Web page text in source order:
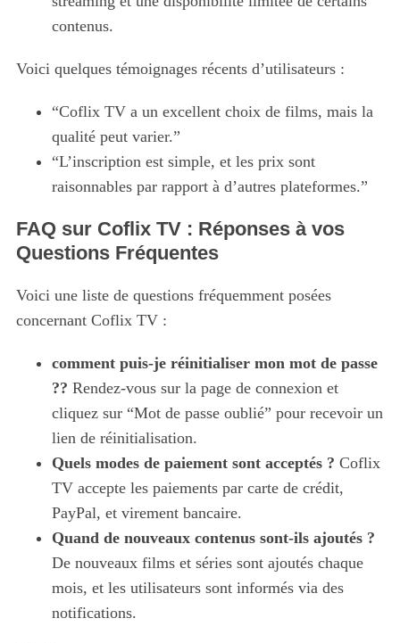
contenus.
Voici quelques témoignages récents d’utilisateurs :
“Coflix TV a un excellent choix de films, mais la
qualité peut varier.”
“L’inscription est simple, et les prix sont
raisonnables par rapport à d’autres plateformes.”
FAQ sur Coflix TV : Réponses à vos
Questions Fréquentes
Voici une liste de questions fréquemment posées
concernant Coflix TV :
comment puis-je réinitialiser mon mot de passe
?? Rendez-vous sur la page de connexion et
cliquez sur “Mot de passe oublié” pour recevoir un
lien de réinitialisation.
Quels modes de paiement sont acceptés ? Coflix
TV accepte les paiements par carte de crédit,
PayPal, et virement bancaire.
Quand de nouveaux contenus sont-ils ajoutés ?
De nouveaux films et séries sont ajoutés chaque
mois, et les utilisateurs sont informés via des
notifications.